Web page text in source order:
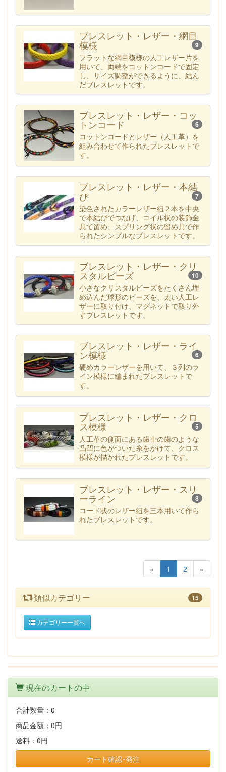
ブレスレット・レザー・網目
模様 9
フラットな網目模様の人工レザー片を
用いて、両端をコットンコードで固定
し、サイズ調整ができるように、結ん
だブレスレットです。
ブレスレット・レザー・コッ
トンコード 6
コットンコードとレザー（人工革）を
組み合わせて作られたブレスレットで
す。
ブレスレット・レザー・本結
び 7
染色されたカラーレザー紐２本を中央
で本結びでつなげ、コイル状の装飾金
具て留め、スプリング状の留め具で作
られたシンプルなブレスレットです。
ブレスレット・レザー・クリ
スタルビーズ 10
小さなクリスタルビーズをたくさん埋
め込んだ球形のビーズを、太い人工レ
ザーに取り付け、マグネットで取り外
すブレスレットです。
ブレスレット・レザー・ライ
ン模様 6
硬めカラーレザーを用いて、３列のラ
イン模様に編まれたブレスレットで
す。
ブレスレット・レザー・クロ
ス模様 5
人工革の側面にある歯車の歯のような
凸凹に色がついた糸をかけて、クロス
模様が描かれたブレスレットです。
ブレスレット・レザー・スリ
ーライン 8
コード状のレザー紐を三本用いて作ら
れたブレスレットです。
« 1 2 »
類似カテゴリー 15
カテゴリー一覧へ
現在のカートの中
合計数量： 0
商品金額： 0円
送料： 0円
カート確認･発注